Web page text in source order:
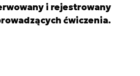
i rejestrowany
ćwiczenia.